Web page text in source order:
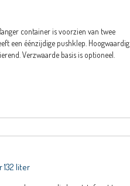
container is voorzien van twee
een éénzijdige pushklep. Hoogwaardig
Verzwaarde basis is optioneel.
liter